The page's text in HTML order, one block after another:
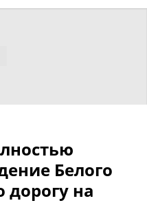
Белого
дорогу на